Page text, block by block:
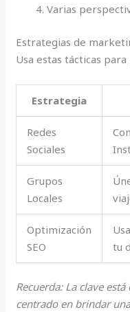
Varias
Estrategias de
Usa estas tácticas
Estrategia
Redes
Sociales
Grupos
Locales
Optimización
SEO
tu
Recuerda: La clave
centrado en brindar